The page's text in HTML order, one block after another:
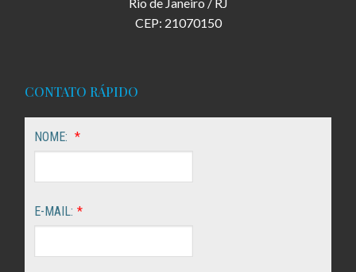
Rio de Janeiro / RJ
CEP: 21070150
CONTATO RÁPIDO
NOME: *
E-MAIL: *